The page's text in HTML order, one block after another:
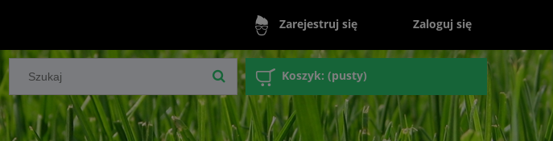
Zarejestruj się Zaloguj się
Koszyk: (pusty)